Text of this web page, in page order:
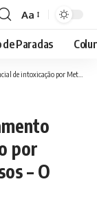
Font
Resizer
Aa
de Paradas
após queda de casos – O Cenário
por
– O